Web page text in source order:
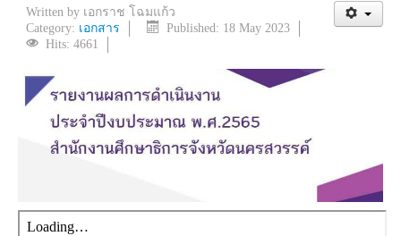
Written by เอกราช โฉมแก้ว
Category: เอกสาร
Published: 18 May 2023
Hits: 4661